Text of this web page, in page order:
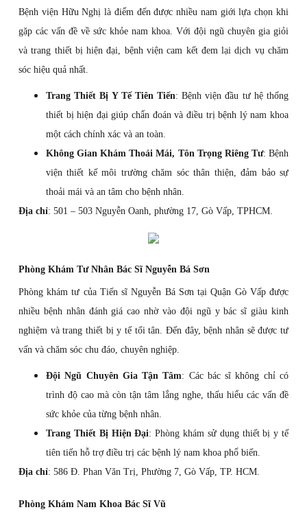
Bệnh viện Hữu Nghị là điểm đến được nhiều nam giới lựa chọn khi
gặp các vấn đề về sức khỏe nam khoa. Với đội ngũ chuyên gia giỏi
và trang thiết bị hiện đại, bệnh viện cam kết đem lại dịch vụ chăm
sóc hiệu quả nhất.
Trang Thiết Bị Y Tế Tiên Tiến: Bệnh viện đầu tư hệ thống
thiết bị hiện đại giúp chẩn đoán và điều trị bệnh lý nam khoa
một cách chính xác và an toàn.
Không Gian Khám Thoải Mái, Tôn Trọng Riêng Tư: Bệnh
viện thiết kế môi trường chăm sóc thân thiện, đảm bảo sự
thoải mái và an tâm cho bệnh nhân.
Địa chỉ: 501 – 503 Nguyễn Oanh, phường 17, Gò Vấp, TPHCM.
Phòng Khám Tư Nhân Bác Sĩ Nguyễn Bá Sơn
Phòng khám tư của Tiến sĩ Nguyễn Bá Sơn tại Quận Gò Vấp được
nhiều bệnh nhân đánh giá cao nhờ vào đội ngũ y bác sĩ giàu kinh
nghiệm và trang thiết bị y tế tối tân. Đến đây, bệnh nhân sẽ được tư
vấn và chăm sóc chu đáo, chuyên nghiệp.
Đội Ngũ Chuyên Gia Tận Tâm: Các bác sĩ không chỉ có
trình độ cao mà còn tận tâm lắng nghe, thấu hiểu các vấn đề
sức khỏe của từng bệnh nhân.
Trang Thiết Bị Hiện Đại: Phòng khám sử dụng thiết bị y tế
tiên tiến hỗ trợ điều trị các bệnh lý nam khoa phổ biến.
Địa chỉ: 586 Đ. Phan Văn Trị, Phường 7, Gò Vấp, TP. HCM.
Phòng Khám Nam Khoa Bác Sĩ Vũ